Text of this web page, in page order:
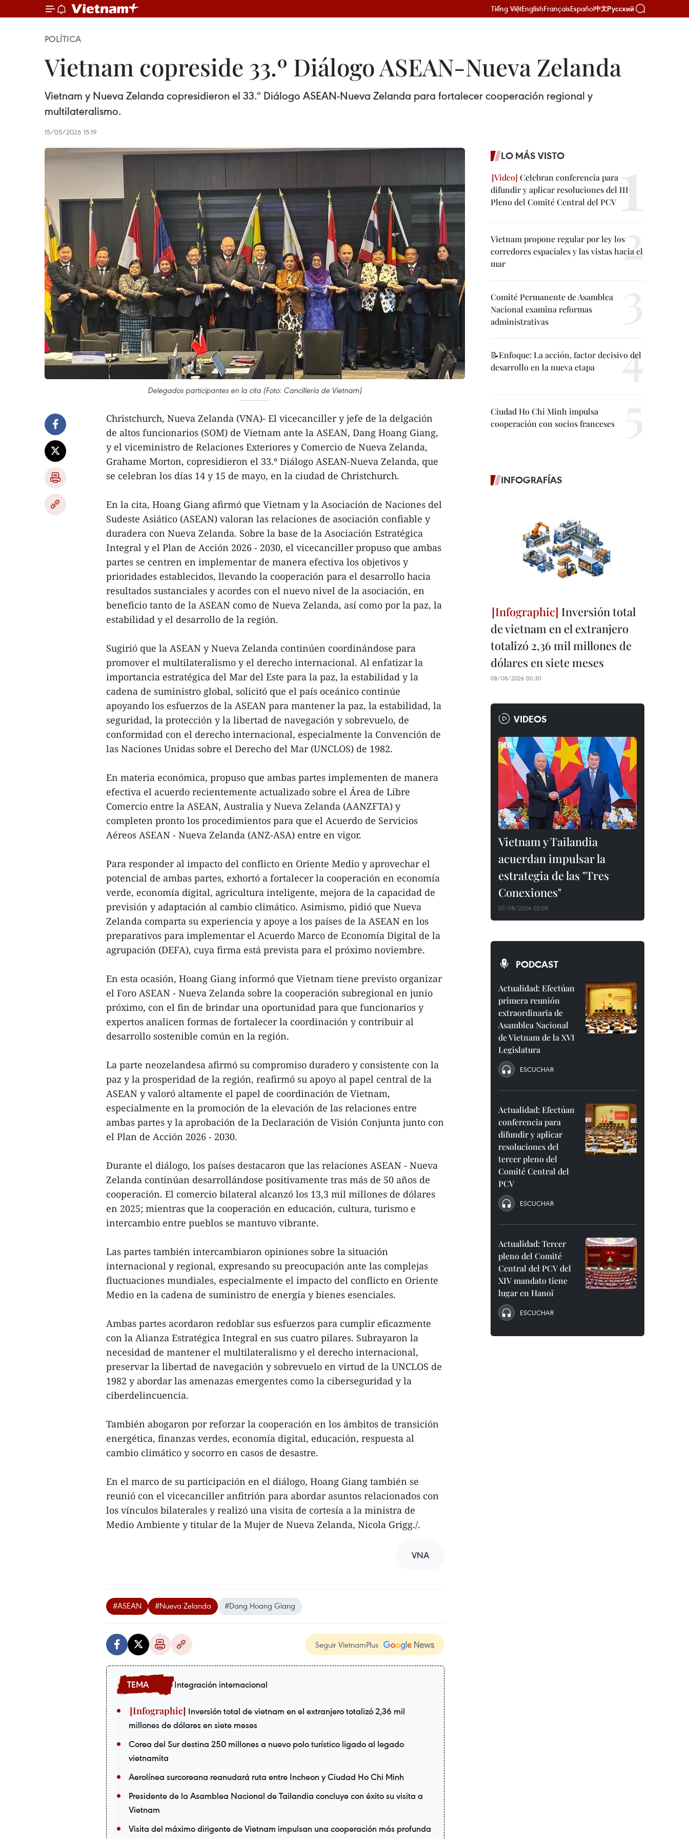
Tiếng ViệtEnglishFrançaisEspañol中文Русский
POLÍTICA
Vietnam copreside 33.º Diálogo ASEAN-Nueva Zelanda
Vietnam y Nueva Zelanda copresidieron el 33.º Diálogo ASEAN-Nueva Zelanda para fortalecer cooperación regional y
multilateralismo.
15/05/2026 15:19
Delegados participantes en la cita (Foto: Cancillería de Vietnam)
Christchurch, Nueva Zelanda (VNA)- El vicecanciller y jefe de la delgación
de altos funcionarios (SOM) de Vietnam ante la ASEAN, Dang Hoang Giang,
y el viceministro de Relaciones Exteriores y Comercio de Nueva Zelanda,
Grahame Morton, copresidieron el 33.º Diálogo ASEAN-Nueva Zelanda, que
se celebran los días 14 y 15 de mayo, en la ciudad de Christchurch.
En la cita, Hoang Giang afirmó que Vietnam y la Asociación de Naciones del
Sudeste Asiático (ASEAN) valoran las relaciones de asociación confiable y
duradera con Nueva Zelanda. Sobre la base de la Asociación Estratégica
Integral y el Plan de Acción 2026 - 2030, el vicecanciller propuso que ambas
partes se centren en implementar de manera efectiva los objetivos y
prioridades establecidos, llevando la cooperación para el desarrollo hacia
resultados sustanciales y acordes con el nuevo nivel de la asociación, en
beneficio tanto de la ASEAN como de Nueva Zelanda, así como por la paz, la
estabilidad y el desarrollo de la región.
Sugirió que la ASEAN y Nueva Zelanda continúen coordinándose para
promover el multilateralismo y el derecho internacional. Al enfatizar la
importancia estratégica del Mar del Este para la paz, la estabilidad y la
cadena de suministro global, solicitó que el país oceánico continúe
apoyando los esfuerzos de la ASEAN para mantener la paz, la estabilidad, la
seguridad, la protección y la libertad de navegación y sobrevuelo, de
conformidad con el derecho internacional, especialmente la Convención de
las Naciones Unidas sobre el Derecho del Mar (UNCLOS) de 1982.
En materia económica, propuso que ambas partes implementen de manera
efectiva el acuerdo recientemente actualizado sobre el Área de Libre
Comercio entre la ASEAN, Australia y Nueva Zelanda (AANZFTA) y
completen pronto los procedimientos para que el Acuerdo de Servicios
Aéreos ASEAN - Nueva Zelanda (ANZ-ASA) entre en vigor.
Para responder al impacto del conflicto en Oriente Medio y aprovechar el
potencial de ambas partes, exhortó a fortalecer la cooperación en economía
verde, economía digital, agricultura inteligente, mejora de la capacidad de
previsión y adaptación al cambio climático. Asimismo, pidió que Nueva
Zelanda comparta su experiencia y apoye a los países de la ASEAN en los
preparativos para implementar el Acuerdo Marco de Economía Digital de la
agrupación (DEFA), cuya firma está prevista para el próximo noviembre.
En esta ocasión, Hoang Giang informó que Vietnam tiene previsto organizar
el Foro ASEAN - Nueva Zelanda sobre la cooperación subregional en junio
próximo, con el fin de brindar una oportunidad para que funcionarios y
expertos analicen formas de fortalecer la coordinación y contribuir al
desarrollo sostenible común en la región.
La parte neozelandesa afirmó su compromiso duradero y consistente con la
paz y la prosperidad de la región, reafirmó su apoyo al papel central de la
ASEAN y valoró altamente el papel de coordinación de Vietnam,
especialmente en la promoción de la elevación de las relaciones entre
ambas partes y la aprobación de la Declaración de Visión Conjunta junto con
el Plan de Acción 2026 - 2030.
Durante el diálogo, los países destacaron que las relaciones ASEAN - Nueva
Zelanda continúan desarrollándose positivamente tras más de 50 años de
cooperación. El comercio bilateral alcanzó los 13,3 mil millones de dólares
en 2025; mientras que la cooperación en educación, cultura, turismo e
intercambio entre pueblos se mantuvo vibrante.
Las partes también intercambiaron opiniones sobre la situación
internacional y regional, expresando su preocupación ante las complejas
fluctuaciones mundiales, especialmente el impacto del conflicto en Oriente
Medio en la cadena de suministro de energía y bienes esenciales.
Ambas partes acordaron redoblar sus esfuerzos para cumplir eficazmente
con la Alianza Estratégica Integral en sus cuatro pilares. Subrayaron la
necesidad de mantener el multilateralismo y el derecho internacional,
preservar la libertad de navegación y sobrevuelo en virtud de la UNCLOS de
1982 y abordar las amenazas emergentes como la ciberseguridad y la
ciberdelincuencia.
También abogaron por reforzar la cooperación en los ámbitos de transición
energética, finanzas verdes, economía digital, educación, respuesta al
cambio climático y socorro en casos de desastre.
En el marco de su participación en el diálogo, Hoang Giang también se
reunió con el vicecanciller anfitrión para abordar asuntos relacionados con
los vínculos bilaterales y realizó una visita de cortesía a la ministra de
Medio Ambiente y titular de la Mujer de Nueva Zelanda, Nicola Grigg./.
VNA
#ASEAN #Nueva Zelanda #Dang Hoang Giang
Seguir VietnamPlus
Integración internacional
Inversión total de vietnam en el extranjero totalizó 2,36 mil
millones de dólares en siete meses
Corea del Sur destina 250 millones a nuevo polo turístico ligado al legado
vietnamita
Aerolínea surcoreana reanudará ruta entre Incheon y Ciudad Ho Chi Minh
Presidente de la Asamblea Nacional de Tailandia concluye con éxito su visita a
Vietnam
Visita del máximo dirigente de Vietnam impulsan una cooperación más profunda
LO MÁS VISTO
Celebran conferencia para
difundir y aplicar resoluciones del III
Pleno del Comité Central del PCV
Vietnam propone regular por ley los
corredores espaciales y las vistas hacia el
mar
Comité Permanente de Asamblea
Nacional examina reformas
administrativas
📝Enfoque: La acción, factor decisivo del
desarrollo en la nueva etapa
Ciudad Ho Chi Minh impulsa
cooperación con socios franceses
INFOGRAFÍAS
Inversión total
de vietnam en el extranjero
totalizó 2,36 mil millones de
dólares en siete meses
08/08/2026 00:30
VIDEOS
Vietnam y Tailandia
acuerdan impulsar la
estrategia de las "Tres
Conexiones"
07/08/2026 03:08
PODCAST
Actualidad: Efectúan
primera reunión
extraordinaria de
Asamblea Nacional
de Vietnam de la XVI
Legislatura
ESCUCHAR
Actualidad: Efectúan
conferencia para
difundir y aplicar
resoluciones del
tercer pleno del
Comité Central del
PCV
ESCUCHAR
Actualidad: Tercer
pleno del Comité
Central del PCV del
XIV mandato tiene
lugar en Hanoi
ESCUCHAR